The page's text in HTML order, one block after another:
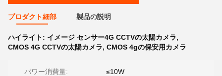
プロダクト細部 製品の説明
ハイライト: イメージ センサー4G CCTVの太陽カメラ,
CMOS 4G CCTVの太陽カメラ, CMOS 4gの保安用カメラ
パワー消費量: ≤10W